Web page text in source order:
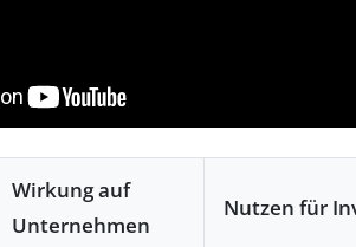
Wirkung auf
Unternehmen
Nutzen für